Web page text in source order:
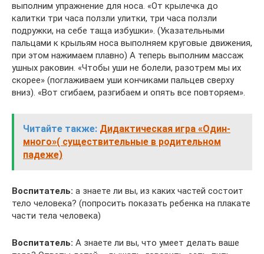
выполним упражнение для носа. «От крылечка до
калитки три часа ползли улитки, три часа ползли
подружки, на себе таща избушки». (Указательными
пальцами к крыльям носа выполняем круговые движения,
при этом нажимаем плавно) А теперь выполним массаж
ушных раковин. «Чтобы уши не болели, разотрем мы их
скорее» (поглаживаем уши кончиками пальцев сверху
вниз). «Вот сгибаем, разгибаем и опять все повторяем».
Читайте также: Дидактическая игра «Один-
много»( существительные в родительном
падеже)
Воспитатель: а знаете ли вы, из каких частей состоит
тело человека? (попросить показать ребенка на плакате
части тела человека)
Воспитатель: А знаете ли вы, что умеет делать ваше